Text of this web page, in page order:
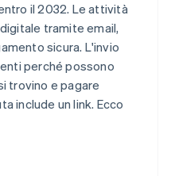
il 2032. Le attività
tramite email,
sicura. L'invio
perché possono
trovino e pagare
include un link. Ecco